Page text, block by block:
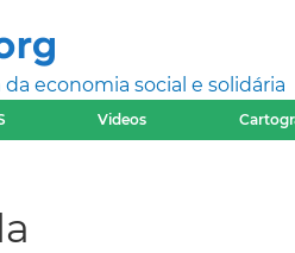
economia social e solidária
Videos